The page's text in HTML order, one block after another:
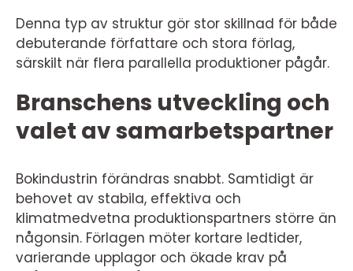
Denna typ av struktur gör stor skillnad för både
debuterande författare och stora förlag,
särskilt när flera parallella produktioner pågår.
Branschens utveckling och
valet av samarbetspartner
Bokindustrin förändras snabbt. Samtidigt är
behovet av stabila, effektiva och
klimatmedvetna produktionspartners större än
någonsin. Förlagen möter kortare ledtider,
varierande upplagor och ökade krav på